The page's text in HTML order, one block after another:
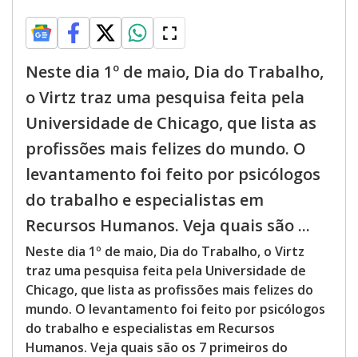
Neste dia 1º de maio, Dia do Trabalho,
o Virtz traz uma pesquisa feita pela
Universidade de Chicago, que lista as
profissões mais felizes do mundo. O
levantamento foi feito por psicólogos
do trabalho e especialistas em
Recursos Humanos. Veja quais são ...
Neste dia 1º de maio, Dia do Trabalho, o Virtz
traz uma pesquisa feita pela Universidade de
Chicago, que lista as profissões mais felizes do
mundo. O levantamento foi feito por psicólogos
do trabalho e especialistas em Recursos
Humanos. Veja quais são os 7 primeiros do